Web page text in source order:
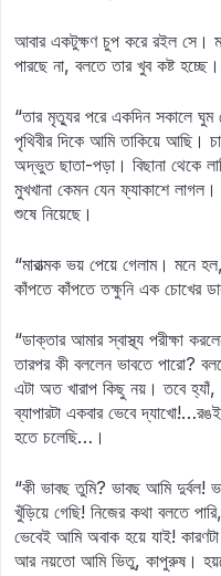
আবার একটুক্ষণ চুপ করে রইল সে।
পারছে না, বলতে তার খুব কষ্ট হচ্ছে।
“তার মৃত্যুর পরে একদিন সকালে
পৃথিবীর দিকে আমি তাকিয়ে আছি।
অদ্ভুত ছাতা-পড়া। বিছানা থেকে
মুখখানা কেমন যেন ফ্যাকাশে
শুষে নিয়েছে।
“মারাত্মক ভয় পেয়ে গেলাম। মনে
কাঁপতে কাঁপতে তক্ষুনি এক চোখের
“ডাক্তার আমার স্বাস্থ্য পরীক্ষা
তারপর কী বললেন ভাবতে পারো?
এটা অত খারাপ কিছু নয়। তবে হ্যাঁ,
ব্যাপারটা একবার ভেবে
হতে চলেছি…।
“কী ভাবছ তুমি? ভাবছ আমি দুর্বল!
খুঁড়িয়ে গেছি! নিজের কথা বলতে
ভেবেই আমি অবাক হয়ে যাই!
আর নয়তো আমি ভিতু, কাপুরুষ।